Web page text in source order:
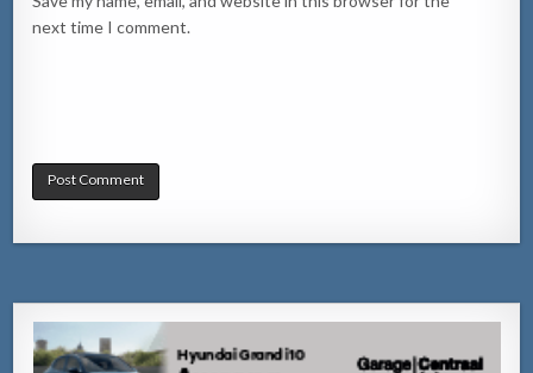
next time I comment.